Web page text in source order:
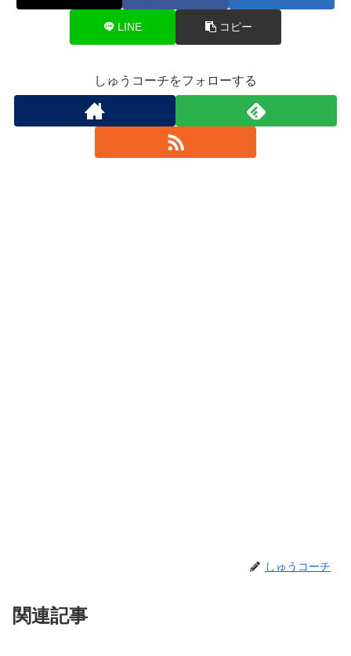
LINE コピー
しゅうコーチをフォローする
しゅうコーチ
関連記事